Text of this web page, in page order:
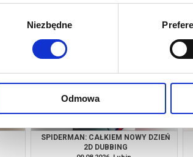
Niezbędne
Odmowa
kup bilet
SPIDERMAN: CAŁKIEM NOWY DZIEŃ
2D DUBBING